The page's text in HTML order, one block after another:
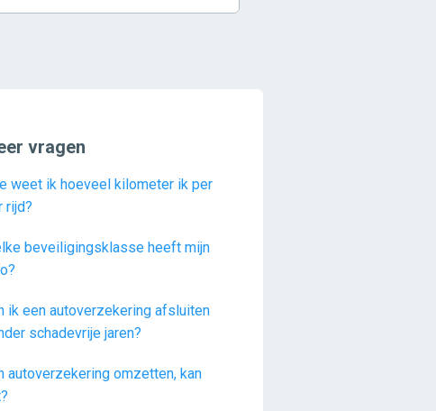
vragen
weet ik hoeveel kilometer ik per
rijd?
beveiligingsklasse heeft mijn
ik een autoverzekering afsluiten
schadevrije jaren?
autoverzekering omzetten, kan